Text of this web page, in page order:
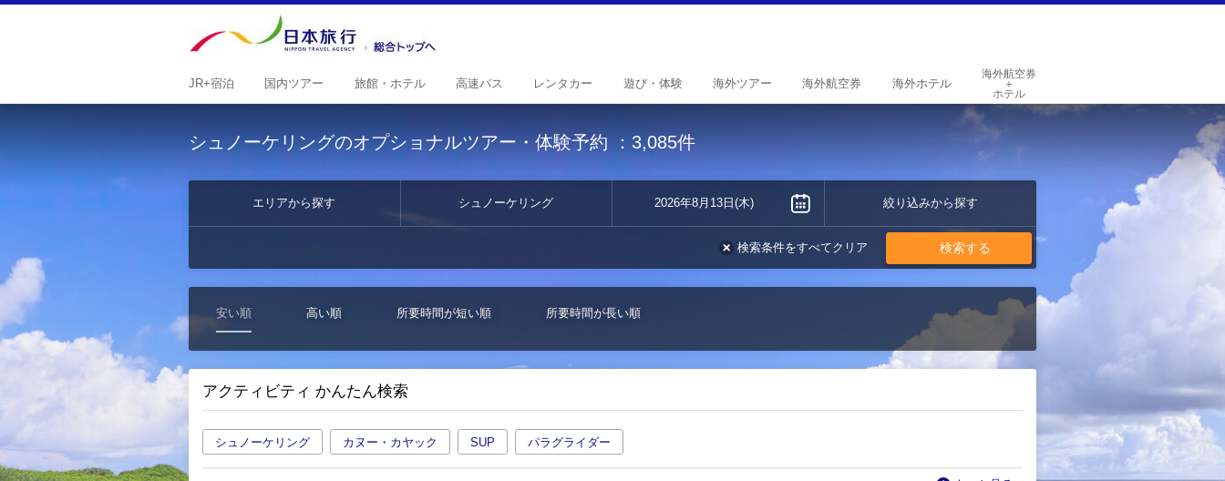
JR+宿泊 国内ツアー 旅館・ ホテル 高速バス レンタ カー 遊び・ 体験 海外ツアー 海外航空券 海外ホテル
海外航空券
＋
ホテル
シュノーケリングのオプショナルツアー・体験予約 ：3,085件
エリアから探す シュノーケリング 2026年8月13日(木) 絞り込みから探す
検索する
検索条件をすべてクリア
安い順 高い順 所要時間が短い順 所要時間が長い順
アクティビティ かんたん検索
シュノーケリング カヌー・カヤック SUP パラグライダー